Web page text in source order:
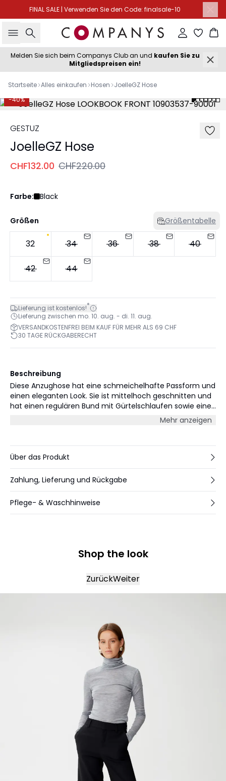
FINAL SALE | Verwenden Sie den Code: finalsale-10
Suche Einloggen
Melden Sie sich beim Companys Club an und kaufen Sie zu
Mitgliedspreisen ein!
Startseite Alles einkaufen Hosen JoelleGZ Hose
-40%
GESTUZ
JoelleGZ Hose
CHF132.00 CHF220.00
Farbe: Black
Größen Größentabelle
32 34 36 38 40
42 44
Lieferung ist kostenlos!*
Lieferung zwischen mo. 10. aug. - di. 11. aug.
VERSANDKOSTENFREI BEIM KAUF FÜR MEHR ALS 69 CHF
30 TAGE RÜCKGABERECHT
Beschreibung
Diese Anzughose hat eine schmeichelhafte Passform und
einen eleganten Look. Sie ist mittelhoch geschnitten und
hat einen regulären Bund mit Gürtelschlaufen sowie einen
Reißverschluss und Knopfverschluss mit verstecktem
Sie ist lang geschnitten und hat weite Beine. Das Model ist
176 cm groß und trägt Größe S/36. Maße Größe 36/S/27:
Taille 74 cm und Innenbeinlänge 81 cm.
Mehr anzeigen
Über das Produkt
Zahlung, Lieferung und Rückgabe
Pflege- & Waschhinweise
Shop the look
ZurückWeiter